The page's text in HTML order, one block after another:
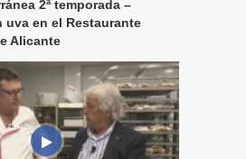
2ª temporada –
uva en el Restaurante
Alicante